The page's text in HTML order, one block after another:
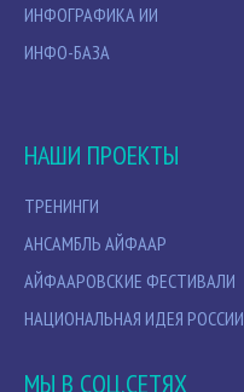
ИНФОГРАФИКА ИИ
ИНФО-БАЗА
НАШИ ПРОЕКТЫ
ТРЕНИНГИ
АНСАМБЛЬ АЙФААР
АЙФААРОВСКИЕ ФЕСТИВАЛИ
НАЦИОНАЛЬНАЯ ИДЕЯ РОССИИ
МЫ В СОЦ.СЕТЯХ